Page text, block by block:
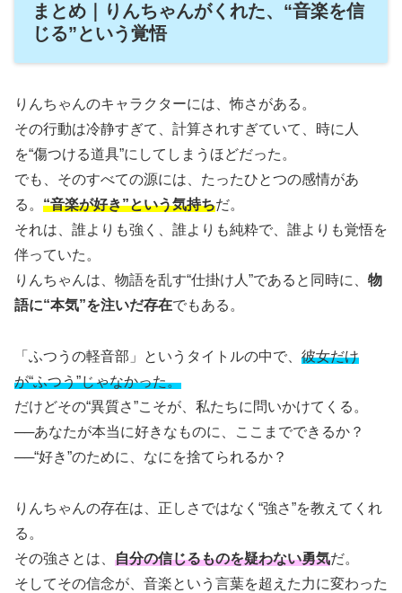
まとめ｜りんちゃんがくれた、“音楽を信
じる”という覚悟
りんちゃんのキャラクターには、怖さがある。
その行動は冷静すぎて、計算されすぎていて、時に人
を“傷つける道具”にしてしまうほどだった。
でも、そのすべての源には、たったひとつの感情があ
る。 “音楽が好き”という気持ちだ。
それは、誰よりも強く、誰よりも純粋で、誰よりも覚悟を
伴っていた。
りんちゃんは、物語を乱す“仕掛け人”であると同時に、 物
語に“本気”を注いだ存在でもある。
「ふつうの軽音部」というタイトルの中で、 彼女だけ
が“ふつう”じゃなかった。
だけどその“異質さ”こそが、私たちに問いかけてくる。
──あなたが本当に好きなものに、ここまでできるか？
──“好き”のために、なにを捨てられるか？
りんちゃんの存在は、正しさではなく“強さ”を教えてくれ
る。
その強さとは、 自分の信じるものを疑わない勇気だ。
そしてその信念が、音楽という言葉を超えた力に変わった